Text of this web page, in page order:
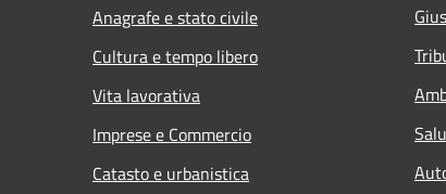
Anagrafe e stato civile
Cultura e tempo libero
Vita lavorativa
Imprese e Commercio
Catasto e urbanistica